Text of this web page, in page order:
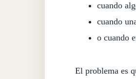
cuando
cuando
o cuando
El problema es